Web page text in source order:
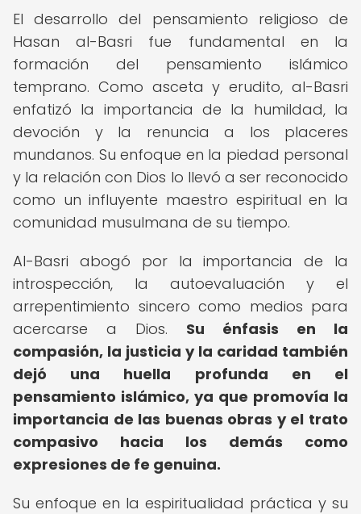
El desarrollo del pensamiento religioso de
Hasan al-Basri fue fundamental en la
formación del pensamiento islámico
temprano. Como asceta y erudito, al-Basri
enfatizó la importancia de la humildad, la
devoción y la renuncia a los placeres
mundanos. Su enfoque en la piedad personal
y la relación con Dios lo llevó a ser reconocido
como un influyente maestro espiritual en la
comunidad musulmana de su tiempo.
Al-Basri abogó por la importancia de la
introspección, la autoevaluación y el
arrepentimiento sincero como medios para
acercarse a Dios. Su énfasis en la
compasión, la justicia y la caridad también
dejó una huella profunda en el
pensamiento islámico, ya que promovía la
importancia de las buenas obras y el trato
compasivo hacia los demás como
expresiones de fe genuina.
Su enfoque en la espiritualidad práctica y su